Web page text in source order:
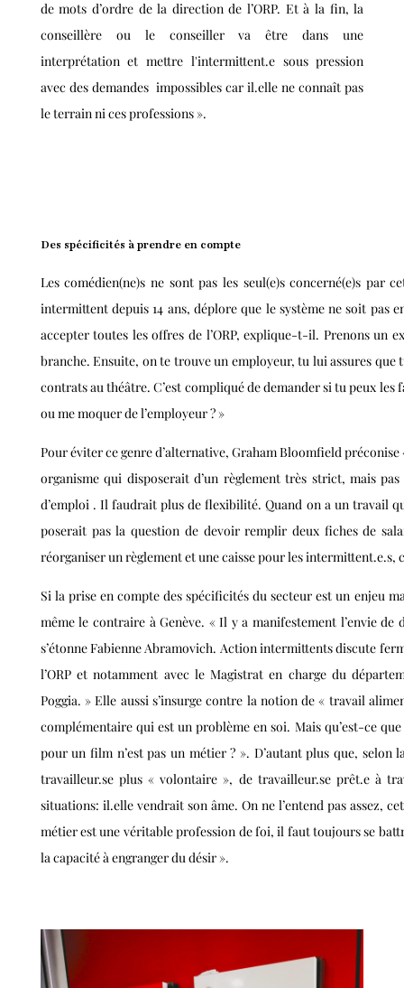
de mots d’ordre de la direction de l’ORP. Et à la fin, la
conseillère ou le conseiller va être dans une
interprétation et mettre l'intermittent.e sous pression
avec des demandes impossibles car il.elle ne connaît pas
le terrain ni ces professions ».
Des spécificités à prendre en compte
Les comédien(ne)s ne sont pas les seul(e)s concerné(e)s par
intermittent depuis 14 ans, déplore que le système ne soit pas
accepter toutes les offres de l’ORP, explique-t-il. Prenons un
branche. Ensuite, on te trouve un employeur, tu lui assures
contrats au théâtre. C’est compliqué de demander si tu peux
ou me moquer de l’employeur ? »
Pour éviter ce genre d’alternative, Graham Bloomfield
organisme qui disposerait d’un règlement très strict, mais
d’emploi . Il faudrait plus de flexibilité. Quand on a un travail
poserait pas la question de devoir remplir deux fiches de
réorganiser un règlement et une caisse pour les
Si la prise en compte des spécificités du secteur est un enjeu
même le contraire à Genève. « Il y a manifestement l’envie
s’étonne Fabienne Abramovich. Action intermittents discute
l’ORP et notamment avec le Magistrat en charge du
Poggia. » Elle aussi s’insurge contre la notion de « travail
complémentaire qui est un problème en soi. Mais qu’est-ce
pour un film n’est pas un métier ? ». D’autant plus que, selon
travailleur.se plus « volontaire », de travailleur.se prêt.e à
situations: il.elle vendrait son âme. On ne l’entend pas assez,
métier est une véritable profession de foi, il faut toujours se
la capacité à engranger du désir ».